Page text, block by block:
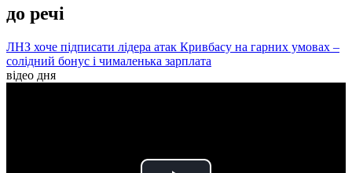
до речі
ЛНЗ хоче підписати лідера атак Кривбасу на гарних умовах –
солідний бонус і чималенька зарплата
відео дня